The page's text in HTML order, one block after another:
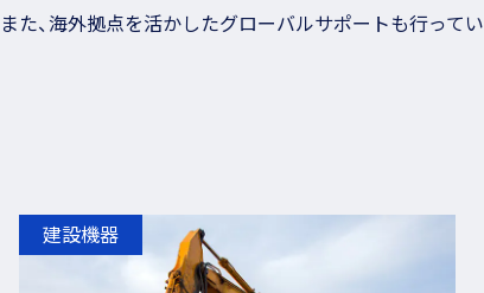
また、海外拠点を活かしたグローバルサポートも行ってい
建設機器